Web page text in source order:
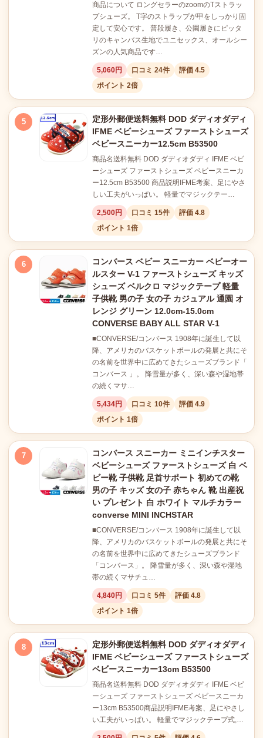
商品について ロングセラーのzoomのTストラッ
プシューズ。 T字のストラップが甲をしっかり固
定して安心です。 普段履き、公園履きにピッタ
リのキャンバス生地でユニセックス、オールシー
ズンの人気商品です…
5,060円 口コミ 24件
評価 4.5
ポイント 2倍
5
定形外郵便送料無料 DOD ダディオダディ
IFME ベビーシューズ ファーストシューズ
ベビースニーカー12.5cm B53500
商品名送料無料 DOD ダディオダディ IFME ベビ
ーシューズ ファーストシューズ ベビースニーカ
ー12.5cm B53500 商品説明IFME考案、足にやさ
しい工夫がいっぱい。 軽量でマジックテー…
2,500円 口コミ 15件
評価 4.8
ポイント 1倍
6
コンバース ベビー スニーカー ベビーオー
ルスター V-1 ファーストシューズ キッズ
シューズ ベルクロ マジックテープ 軽量
子供靴 男の子 女の子 カジュアル 通園 オ
レンジ グリーン 12.0cm-15.0cm
CONVERSE BABY ALL STAR V-1
■CONVERSE/コンバース 1908年に誕生して以
降、アメリカのバスケットボールの発展と共にそ
の名前を世界中に広めてきたシューズブランド「
コンバース 」。 降雪量が多く、深い森や湿地帯
の続くマサ…
5,434円 口コミ 10件
評価 4.9
ポイント 1倍
7
コンバース スニーカー ミニインチスター
ベビーシューズ ファーストシューズ 白 ベ
ビー靴 子供靴 足首サポート 初めての靴
男の子 キッズ 女の子 赤ちゃん 靴 出産祝
い プレゼント 白 ホワイト マルチカラー
converse MINI INCHSTAR
■CONVERSE/コンバース 1908年に誕生して以
降、アメリカのバスケットボールの発展と共にそ
の名前を世界中に広めてきたシューズブランド
「コンバース」。 降雪量が多く、深い森や湿地
帯の続くマサチュ…
4,840円 口コミ 5件
評価 4.8
ポイント 1倍
8
定形外郵便送料無料 DOD ダディオダディ
IFME ベビーシューズ ファーストシューズ
ベビースニーカー13cm B53500
商品名送料無料 DOD ダディオダディ IFME ベビ
ーシューズ ファーストシューズ ベビースニーカ
ー13cm B53500商品説明IFME考案、足にやさし
い工夫がいっぱい。 軽量でマジックテープ式,…